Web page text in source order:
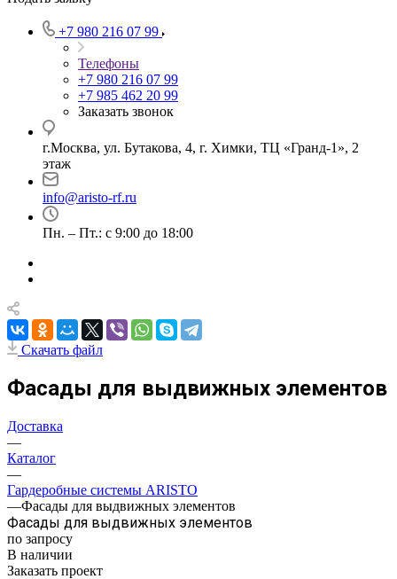
+7 980 216 07 99
Телефоны
+7 980 216 07 99
+7 985 462 20 99
Заказать звонок
г.Москва, ул. Бутакова, 4, г. Химки, ТЦ «Гранд-1», 2
этаж
info@aristo-rf.ru
Пн. – Пт.: с 9:00 до 18:00
Скачать файл
Фасады для выдвижных элементов
Доставка
—
Каталог
—
Гардеробные системы ARISTO
—Фасады для выдвижных элементов
Фасады для выдвижных элементов
по запросу
В наличии
Заказать проект